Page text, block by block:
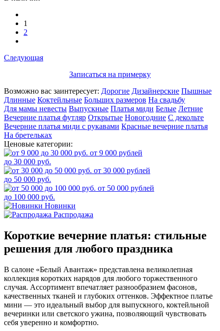
1
2
Следующая
Записаться на примерку
Возможно вас заинтересует: Дорогие Дизайнерские Пышные
Длинные Коктейльные Больших размеров На свадьбу
Для мамы невесты Выпускные Платья миди Белые Летние
Вечерние платья футляр Открытые Новогодние С декольте
Вечерние платья миди с рукавами Красные вечерние платья
На бретельках
Ценовые категории:
от 9 000 рублей
до 30 000 руб.
от 30 000 рублей
до 50 000 руб.
от 50 000 рублей
до 100 000 руб.
Новинки
Распродажа
Короткие вечерние платья: стильные
решения для любого праздника
В салоне «Белый Авантаж» представлена великолепная
коллекция коротких нарядов для любого торжественного
случая. Ассортимент впечатляет разнообразием фасонов,
качественных тканей и глубоких оттенков. Эффектное платье
мини — это идеальный выбор для выпускного, коктейльной
вечеринки или светского ужина, позволяющий чувствовать
себя уверенно и комфортно.